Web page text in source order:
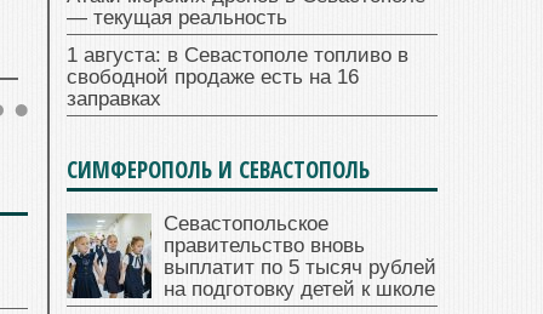
— текущая реальность
1 августа: в Севастополе топливо в
свободной продаже есть на 16
заправках
СИМФЕРОПОЛЬ И СЕВАСТОПОЛЬ
Севастопольское
правительство вновь
выплатит по 5 тысяч рублей
на подготовку детей к школе